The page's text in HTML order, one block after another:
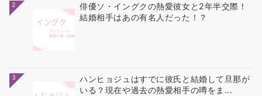
2
俳優ソ・イングクの熱愛彼女と2年半交際！
結婚相手はあの有名人だった！？
3
ハンヒョジュはすでに彼氏と結婚して旦那が
いる？現在や過去の熱愛相手の噂をま...